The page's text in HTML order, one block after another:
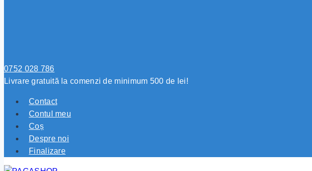
0752 028 786
Livrare gratuită la comenzi de minimum 500 de lei!
Contact
Contul meu
Coș
Despre noi
Finalizare